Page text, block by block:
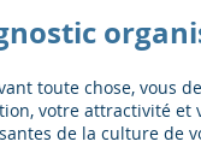
toute chose, vous
votre attractivité et
de la culture de